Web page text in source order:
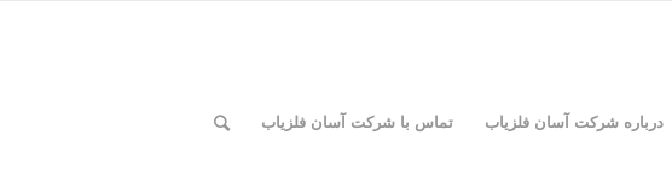
درباره شرکت آسان فلزیاب تماس با شرکت آسان فلزیاب